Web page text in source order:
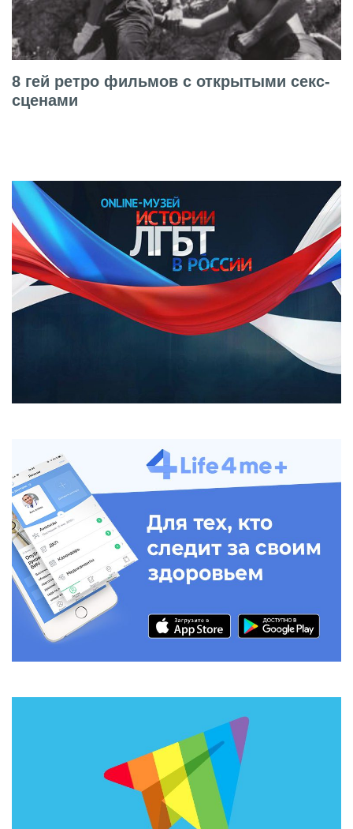
8 гей ретро фильмов с открытыми секс-
сценами